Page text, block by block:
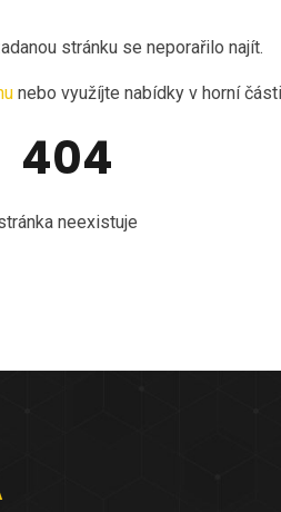
stránku se neporařilo najít.
nebo využíjte nabídky v horní
404
neexistuje